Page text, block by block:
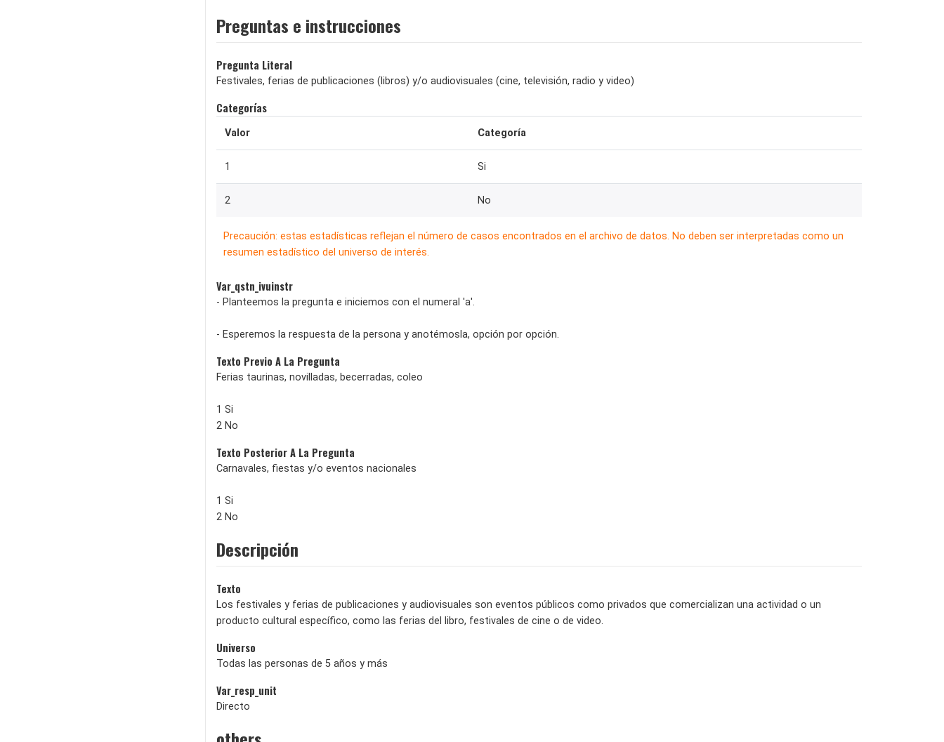
Preguntas e instrucciones
Pregunta Literal
Festivales, ferias de publicaciones (libros) y/o audiovisuales (cine, televisión, radio y video)
Categorías
Valor Categoría
1 Si
2 No
Precaución: estas estadísticas reflejan el número de casos encontrados en el archivo de datos. No deben ser interpretadas como un
resumen estadístico del universo de interés.
Var_qstn_ivuinstr
- Planteemos la pregunta e iniciemos con el numeral 'a'.
- Esperemos la respuesta de la persona y anotémosla, opción por opción.
Texto Previo A La Pregunta
Ferias taurinas, novilladas, becerradas, coleo
1 Si
2 No
Texto Posterior A La Pregunta
Carnavales, fiestas y/o eventos nacionales
1 Si
2 No
Descripción
Texto
Los festivales y ferias de publicaciones y audiovisuales son eventos públicos como privados que comercializan una actividad o un
producto cultural específico, como las ferias del libro, festivales de cine o de video.
Universo
Todas las personas de 5 años y más
Var_resp_unit
Directo